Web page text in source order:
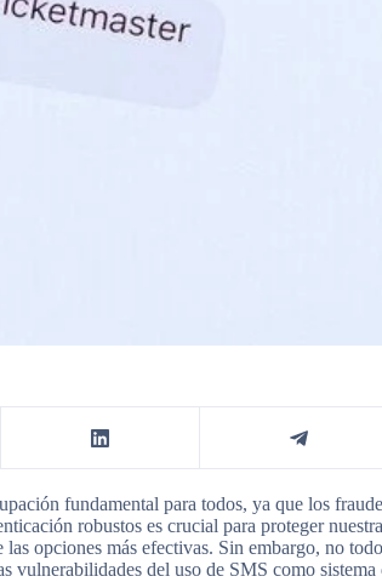
fundamental para todos, ya que los
robustos es crucial para proteger
opciones más efectivas. Sin embargo, no
vulnerabilidades del uso de SMS como